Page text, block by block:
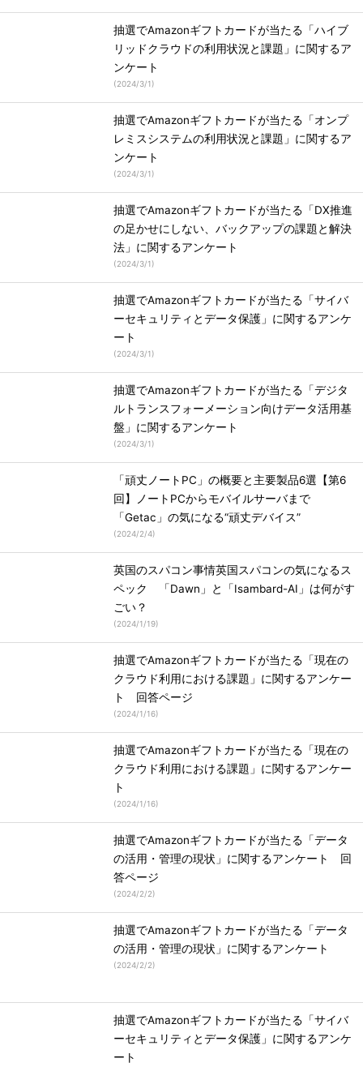
抽選でAmazonギフトカードが当たる「ハイブ
リッドクラウドの利用状況と課題」に関するア
ンケート
(2024/3/1)
抽選でAmazonギフトカードが当たる「オンプ
レミスシステムの利用状況と課題」に関するア
ンケート
(2024/3/1)
抽選でAmazonギフトカードが当たる「DX推進
の足かせにしない、バックアップの課題と解決
法」に関するアンケート
(2024/3/1)
抽選でAmazonギフトカードが当たる「サイバ
ーセキュリティとデータ保護」に関するアンケ
ート
(2024/3/1)
抽選でAmazonギフトカードが当たる「デジタ
ルトランスフォーメーション向けデータ活用基
盤」に関するアンケート
(2024/3/1)
「頑丈ノートPC」の概要と主要製品6選【第6
回】ノートPCからモバイルサーバまで
「Getac」の気になる“頑丈デバイス”
(2024/2/4)
英国のスパコン事情英国スパコンの気になるス
ペック 「Dawn」と「Isambard-AI」は何がす
ごい？
(2024/1/19)
抽選でAmazonギフトカードが当たる「現在の
クラウド利用における課題」に関するアンケー
ト 回答ページ
(2024/1/16)
抽選でAmazonギフトカードが当たる「現在の
クラウド利用における課題」に関するアンケー
ト
(2024/1/16)
抽選でAmazonギフトカードが当たる「データ
の活用・管理の現状」に関するアンケート 回
答ページ
(2024/2/2)
抽選でAmazonギフトカードが当たる「データ
の活用・管理の現状」に関するアンケート
(2024/2/2)
抽選でAmazonギフトカードが当たる「サイバ
ーセキュリティとデータ保護」に関するアンケ
ート